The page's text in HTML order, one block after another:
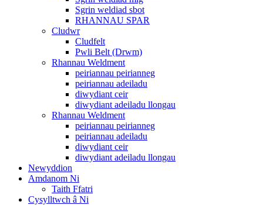
Sgrin weldiad sbot
RHANNAU SPAR
Cludwr
Cludfelt
Pwli Belt (Drwm)
Rhannau Weldment
peiriannau peirianneg
peiriannau adeiladu
diwydiant ceir
diwydiant adeiladu llongau
Rhannau Weldment
peiriannau peirianneg
peiriannau adeiladu
diwydiant ceir
diwydiant adeiladu llongau
Newyddion
Amdanom Ni
Taith Ffatri
Cysylltwch â Ni